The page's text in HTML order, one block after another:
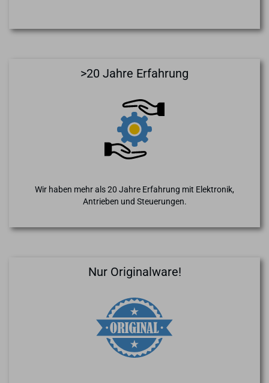
>20 Jahre Erfahrung
Wir haben mehr als 20 Jahre Erfahrung mit Elektronik,
Antrieben und Steuerungen.
Nur Originalware!